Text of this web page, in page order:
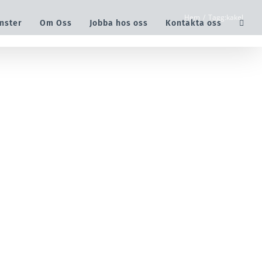
Om Oss Jobba hos oss Kontakta oss
Hem / Tagg:kakel